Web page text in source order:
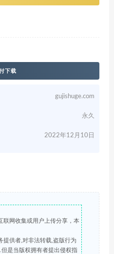
下载
gujishuge.com
永久
2022年12月10日
联网收集或用户上传分享，本
提供者,对非法转载,盗版行为
是当版权拥有者提出侵权指